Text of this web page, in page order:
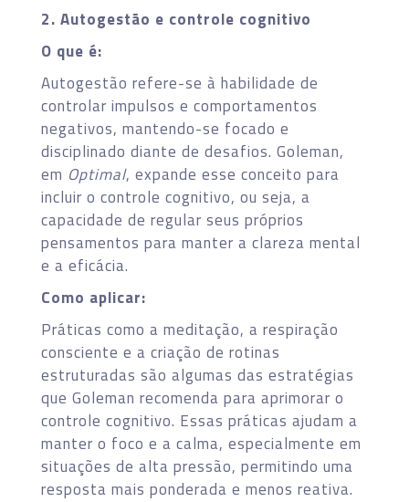
2. Autogestão e controle cognitivo
O que é:
Autogestão refere-se à habilidade de
controlar impulsos e comportamentos
negativos, mantendo-se focado e
disciplinado diante de desafios. Goleman,
em Optimal, expande esse conceito para
incluir o controle cognitivo, ou seja, a
capacidade de regular seus próprios
pensamentos para manter a clareza mental
e a eficácia.
Como aplicar:
Práticas como a meditação, a respiração
consciente e a criação de rotinas
estruturadas são algumas das estratégias
que Goleman recomenda para aprimorar o
controle cognitivo. Essas práticas ajudam a
manter o foco e a calma, especialmente em
situações de alta pressão, permitindo uma
resposta mais ponderada e menos reativa.